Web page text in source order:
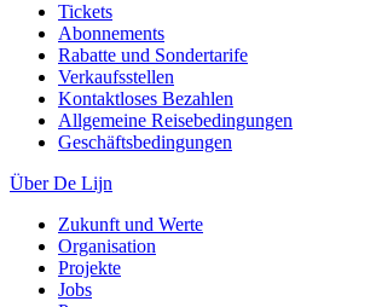
Tickets
Abonnements
Rabatte und Sondertarife
Verkaufsstellen
Kontaktloses Bezahlen
Allgemeine Reisebedingungen
Geschäftsbedingungen
Über De Lijn
Zukunft und Werte
Organisation
Projekte
Jobs